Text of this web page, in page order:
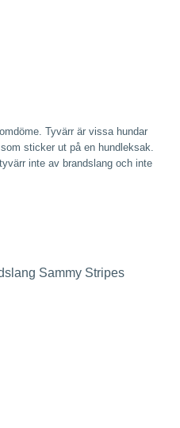
Tyvärr är vissa hundar
sticker ut på en hundleksak.
inte av brandslang och inte
Sammy Stripes